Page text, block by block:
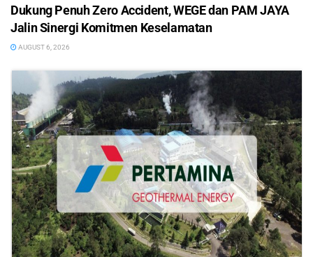
Dukung Penuh Zero Accident, WEGE dan PAM JAYA
Jalin Sinergi Komitmen Keselamatan
AUGUST 6, 2026